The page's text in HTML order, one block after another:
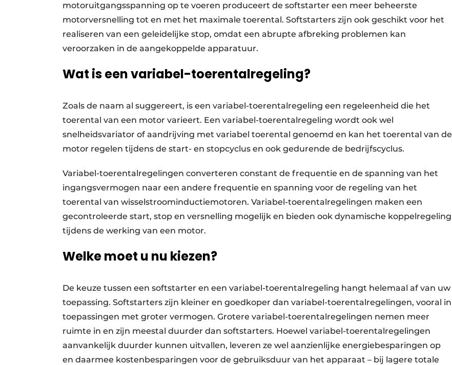
motoruitgangsspanning op te voeren produceert de softstarter een meer beheerste
motorversnelling tot en met het maximale toerental. Softstarters zijn ook geschikt voor het
realiseren van een geleidelijke stop, omdat een abrupte afbreking problemen kan
veroorzaken in de aangekoppelde apparatuur.
Wat is een variabel-toerentalregeling?
Zoals de naam al suggereert, is een variabel-toerentalregeling een regeleenheid die het
toerental van een motor varieert. Een variabel-toerentalregeling wordt ook wel
snelheidsvariator of aandrijving met variabel toerental genoemd en kan het toerental van de
motor regelen tijdens de start- en stopcyclus en ook gedurende de bedrijfscyclus.
Variabel-toerentalregelingen converteren constant de frequentie en de spanning van het
ingangsvermogen naar een andere frequentie en spanning voor de regeling van het
toerental van wisselstroominductiemotoren. Variabel-toerentalregelingen maken een
gecontroleerde start, stop en versnelling mogelijk en bieden ook dynamische koppelregeling
tijdens de werking van een motor.
Welke moet u nu kiezen?
De keuze tussen een softstarter en een variabel-toerentalregeling hangt helemaal af van uw
toepassing. Softstarters zijn kleiner en goedkoper dan variabel-toerentalregelingen, vooral in
toepassingen met groter vermogen. Grotere variabel-toerentalregelingen nemen meer
ruimte in en zijn meestal duurder dan softstarters. Hoewel variabel-toerentalregelingen
aanvankelijk duurder kunnen uitvallen, leveren ze wel aanzienlijke energiebesparingen op
en daarmee kostenbesparingen voor de gebruiksduur van het apparaat – bij lagere totale